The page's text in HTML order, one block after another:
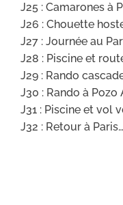
J25 : Camarones à
J26 : Chouette
J27 : Journée au
J28 : Piscine et
J29 : Rando
J30 : Rando à Pozo
J31 : Piscine et vol
J32 : Retour à